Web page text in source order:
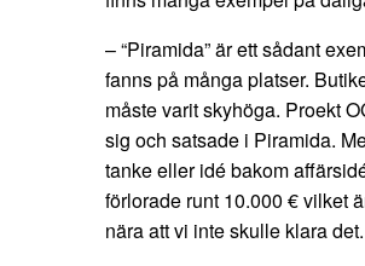
– “Piramida” är ett sådant
fanns på många platser.
måste varit skyhöga. Proekt
sig och satsade i Piramida.
tanke eller idé bakom
förlorade runt 10.000 € vilket
nära att vi inte skulle klara det.